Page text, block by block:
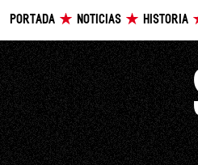
PORTADA NOTICIAS HISTORIA